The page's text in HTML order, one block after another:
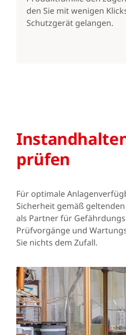
den Sie mit wenigen
Schutzgerät gelangen.
prüfen
Für optimale
Sicherheit gemäß
als Partner für
Prüfvorgänge und
Sie nichts dem Zufall.